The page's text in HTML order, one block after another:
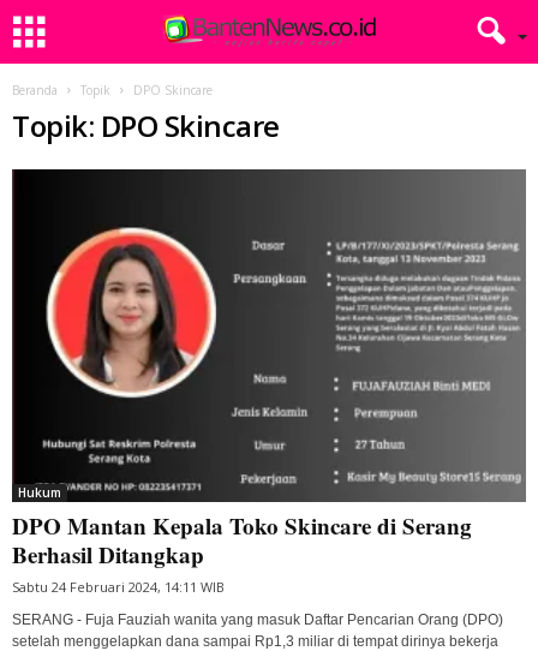
Beranda Topik DPO Skincare
Topik: DPO Skincare
Hukum
DPO Mantan Kepala Toko Skincare di Serang
Berhasil Ditangkap
Sabtu 24 Februari 2024, 14:11 WIB
SERANG - Fuja Fauziah wanita yang masuk Daftar Pencarian Orang (DPO)
setelah menggelapkan dana sampai Rp1,3 miliar di tempat dirinya bekerja